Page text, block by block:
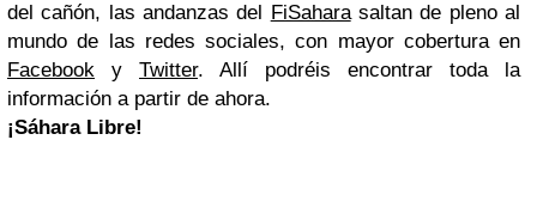
del cañón, las andanzas del FiSaharasaltan de pleno al
mundo de las redes sociales, con mayor cobertura en
Facebook y Twitter. Allí podréis encontrar toda la
información a partir de ahora.
¡Sáhara Libre!